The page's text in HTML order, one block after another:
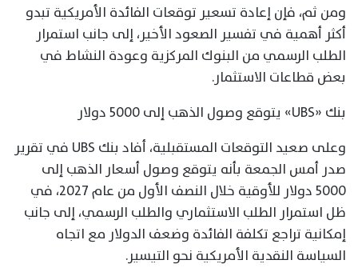
ومن ثم، فإن إعادة تسعير توقعات الفائدة الأمريكية تبدو
أكثر أهمية في تفسير الصعود الأخير، إلى جانب استمرار
الطلب الرسمي من البنوك المركزية وعودة النشاط في
بعض قطاعات الاستثمار.
بنك «UBS» يتوقع وصول الذهب إلى 5000 دولار
وعلى صعيد التوقعات المستقبلية، أفاد بنك UBS في تقرير
صدر أمس الجمعة بأنه يتوقع وصول أسعار الذهب إلى
5000 دولار للأوقية خلال النصف الأول من عام 2027، في
ظل استمرار الطلب الاستثماري والطلب الرسمي، إلى جانب
إمكانية تراجع تكلفة الفائدة وضعف الدولار مع اتجاه
السياسة النقدية الأمريكية نحو التيسير.